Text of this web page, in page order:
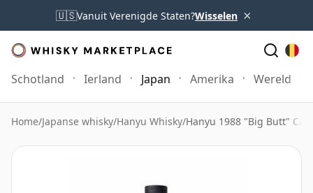
🇺🇸Vanuit Verenigde Staten?Wisselen ×
Schotland Ierland Japan Amerika Wereld
Home/Japanse whisky/Hanyu Whisky/Hanyu 1988 "Big Butt"